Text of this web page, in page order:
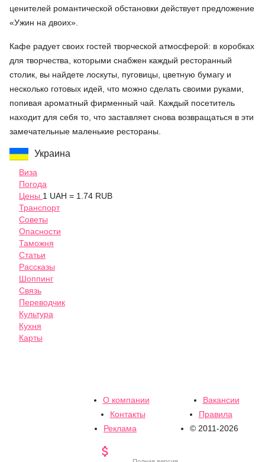
ценителей романтической обстановки действует предложение
«Ужин на двоих».
Кафе радует своих гостей творческой атмосферой: в коробках
для творчества, которыми снабжен каждый ресторанный
столик, вы найдете лоскуты, пуговицы, цветную бумагу и
несколько готовых идей, что можно сделать своими руками,
попивая ароматный фирменный чай. Каждый посетитель
находит для себя то, что заставляет снова возвращаться в эти
замечательные маленькие рестораны.
Украина
Виза
Погода
Цены 1 UAH = 1.74 RUB
Транспорт
Советы
Опасности
Таможня
Статьи
Рассказы
Шоппинг
Связь
Переводчик
Культура
Кухня
Карты
О компании
Вакансии
Контакты
Правила
Реклама
© 2011-2026
